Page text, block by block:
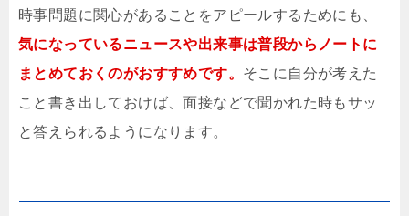
時事問題に関心があることをアピールするためにも、
気になっているニュースや出来事は普段からノートに
まとめておくのがおすすめです。 そこに自分が考えた
こと書き出しておけば、面接などで聞かれた時もサッ
と答えられるようになります。